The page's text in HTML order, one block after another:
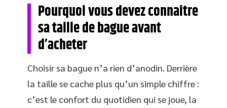
Pourquoi vous devez connaître
sa taille de bague avant
d’acheter
Choisir sa bague n’a rien d’anodin. Derrière
la taille se cache plus qu’un simple chiffre :
c’est le confort du quotidien qui se joue, la